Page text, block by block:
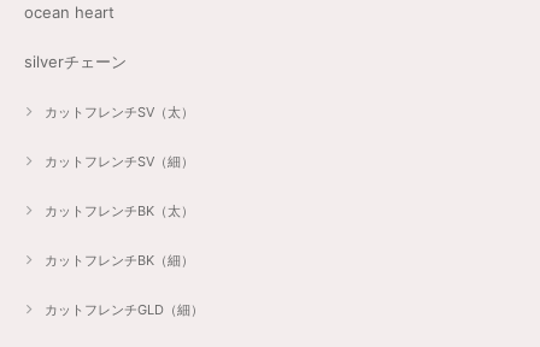
ocean heart
silverチェーン
カットフレンチSV（太）
カットフレンチSV（細）
カットフレンチBK（太）
カットフレンチBK（細）
カットフレンチGLD（細）